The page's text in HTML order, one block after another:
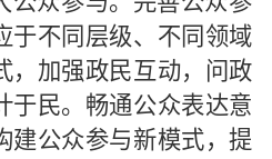
于不同层级、不同领域
，加强政民互动，问政
于民。畅通公众表达意
建公众参与新模式，提